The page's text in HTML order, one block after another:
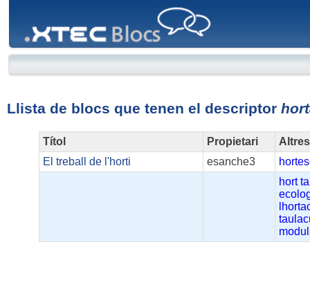
Llista de blocs que tenen el descriptor
Títol Propietari
El treball de l'horti
esanche3
hort